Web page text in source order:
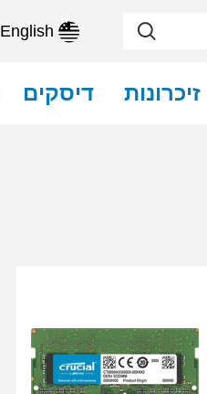
זיכרונות דיסקים